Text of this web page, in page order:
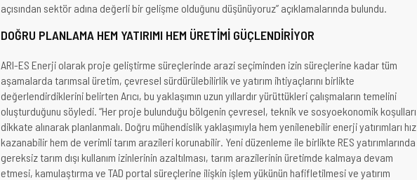
açısından sektör adına değerli bir gelişme olduğunu düşünüyoruz” açıklamalarında bulundu.
DOĞRU PLANLAMA HEM YATIRIMI HEM ÜRETİMİ GÜÇLENDİRİYOR
ARI-ES Enerji olarak proje geliştirme süreçlerinde arazi seçiminden izin süreçlerine kadar tüm
aşamalarda tarımsal üretim, çevresel sürdürülebilirlik ve yatırım ihtiyaçlarını birlikte
değerlendirdiklerini belirten Arıcı, bu yaklaşımın uzun yıllardır yürüttükleri çalışmaların temelini
oluşturduğunu söyledi. “Her proje bulunduğu bölgenin çevresel, teknik ve sosyoekonomik koşulları
dikkate alınarak planlanmalı. Doğru mühendislik yaklaşımıyla hem yenilenebilir enerji yatırımları hız
kazanabilir hem de verimli tarım arazileri korunabilir. Yeni düzenleme ile birlikte RES yatırımlarında
gereksiz tarım dışı kullanım izinlerinin azaltılması, tarım arazilerinin üretimde kalmaya devam
etmesi, kamulaştırma ve TAD portal süreçlerine ilişkin işlem yükünün hafifletilmesi ve yatırım